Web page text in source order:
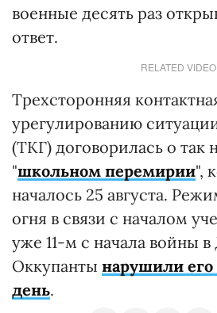
военные десять раз
ответ.
RELATED VIDEO
Трехсторонняя
урегулированию
(ТКГ) договорилась о так
"школьном перемирии",
началось 25 августа.
огня в связи с началом
уже 11-м с начала войны в
Оккупанты нарушили
день.